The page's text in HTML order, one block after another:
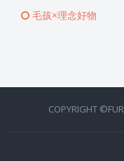
毛孩×理念好物
COPYRIGHT